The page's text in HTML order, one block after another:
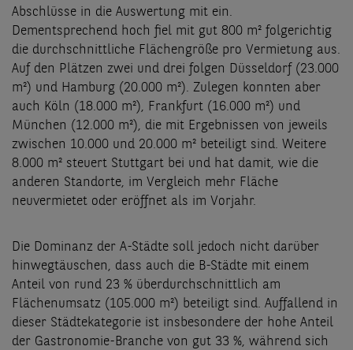
Abschlüsse in die Auswertung mit ein.
Dementsprechend hoch fiel mit gut 800 m² folgerichtig
die durchschnittliche Flächengröße pro Vermietung aus.
Auf den Plätzen zwei und drei folgen Düsseldorf (23.000
m²) und Hamburg (20.000 m²). Zulegen konnten aber
auch Köln (18.000 m²), Frankfurt (16.000 m²) und
München (12.000 m²), die mit Ergebnissen von jeweils
zwischen 10.000 und 20.000 m² beteiligt sind. Weitere
8.000 m² steuert Stuttgart bei und hat damit, wie die
anderen Standorte, im Vergleich mehr Fläche
neuvermietet oder eröffnet als im Vorjahr.
Die Dominanz der A-Städte soll jedoch nicht darüber
hinwegtäuschen, dass auch die B-Städte mit einem
Anteil von rund 23 % überdurchschnittlich am
Flächenumsatz (105.000 m²) beteiligt sind. Auffallend in
dieser Städtekategorie ist insbesondere der hohe Anteil
der Gastronomie-Branche von gut 33 %, während sich